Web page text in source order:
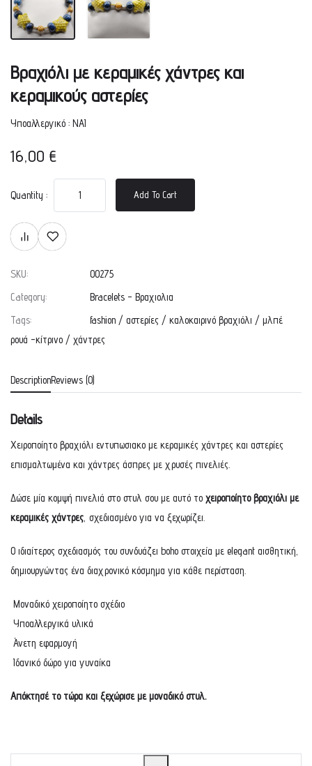
Βραχιόλι με κεραμικές χάντρες και
κεραμικούς αστερίες
Υποαλλεργικό : ΝΑΙ
16,00 €
Quantity : Add To Cart
SKU:
00275
Category:
Bracelets - Βραχιολια
Tags:
fashion / αστερίες / καλοκαιρινό βραχιόλι / μλπέ
ρουά -κίτρινο / χάντρες
DescriptionReviews (0)
Details
Χειροποίητο βραχιόλι εντυπωσιακο με κεραμικές χάντρες και αστερίες
επισμαλτωμένα και χάντρες άσπρες με χρυσές πινελιές.
Δώσε μία κομψή πινελιά στο στυλ σου με αυτό το χειροποίητο βραχιόλι με
κεραμικές χάντρες , σχεδιασμένο για να ξεχωρίζει.
Ο ιδιαίτερος σχεδιασμός του συνδυάζει boho στοιχεία με elegant αισθητική,
δημιουργώντας ένα διαχρονικό κόσμημα για κάθε περίσταση.
Μοναδικό χειροποίητο σχέδιο
Υποαλλεργικά υλικά
Άνετη εφαρμογή
Ιδανικό δώρο για γυναίκα
Απόκτησέ το τώρα και ξεχώρισε με μοναδικό στυλ.